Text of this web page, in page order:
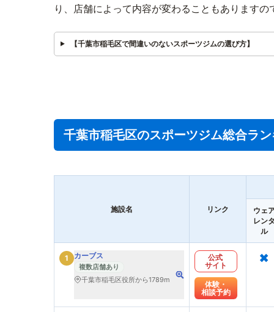
り、店舗によって内容が変わることもありますの
【千葉市稲毛区で間違いのないスポーツジムの選び方】
千葉市稲毛区のスポーツジム総合ラ
施設名 リンク
ウェ
レンタ
ル
1 カーブス
複数店舗あり
千葉市稲毛区役所から1789m
公式
サイト
体験・
相談予約
×